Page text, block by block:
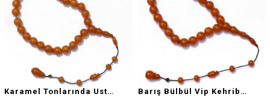
Karamel Tonlarında Usta İşçilikli Tesbih
Barış Bülbül Vip Kehribar Tesbih